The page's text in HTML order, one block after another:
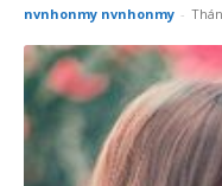
nvnhonmy nvnhonmy -